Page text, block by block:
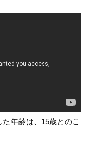
年齢は、15歳とのこ